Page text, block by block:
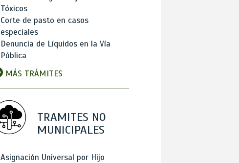
Tóxicos
Corte de pasto en casos
especiales
Denuncia de Líquidos en la Vía
Pública
MÁS TRÁMITES
TRAMITES NO
MUNICIPALES
Asignación Universal por Hijo